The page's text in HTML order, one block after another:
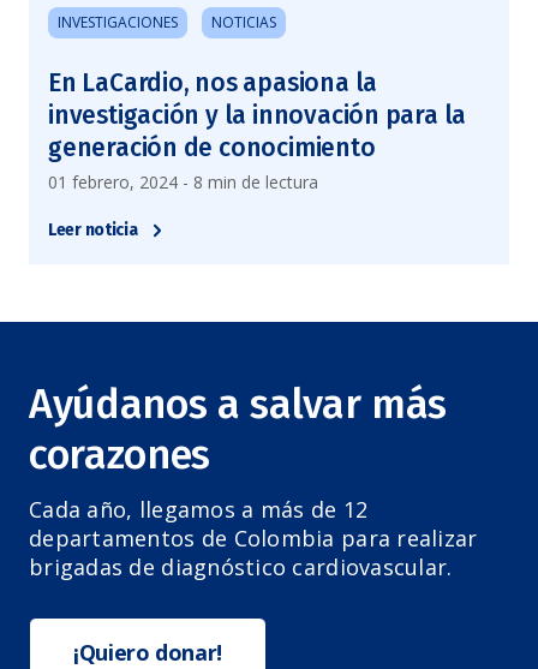
INVESTIGACIONES NOTICIAS
En LaCardio, nos apasiona la
investigación y la innovación para la
generación de conocimiento
01 febrero, 2024 - 8 min de lectura
Leer noticia
Ayúdanos a salvar más
corazones
Cada año, llegamos a más de 12
departamentos de Colombia para realizar
brigadas de diagnóstico cardiovascular.
¡Quiero donar!